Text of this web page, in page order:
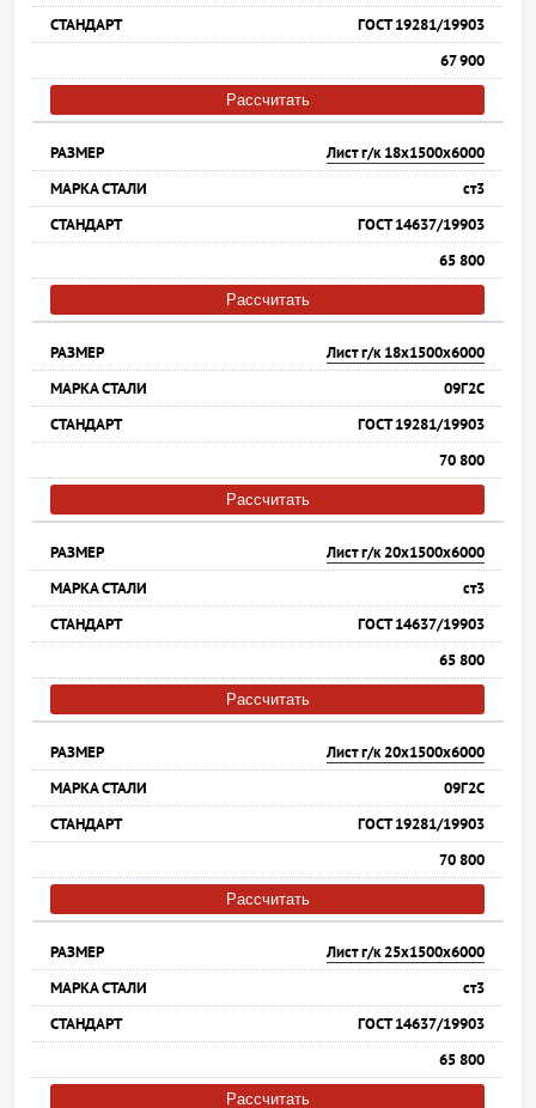
ГОСТ 19281/19903
67 900
Рассчитать
Лист г/к 18х1500х6000
ст3
ГОСТ 14637/19903
65 800
Рассчитать
Лист г/к 18х1500х6000
09Г2С
ГОСТ 19281/19903
70 800
Рассчитать
Лист г/к 20х1500х6000
ст3
ГОСТ 14637/19903
65 800
Рассчитать
Лист г/к 20х1500х6000
09Г2С
ГОСТ 19281/19903
70 800
Рассчитать
Лист г/к 25х1500х6000
ст3
ГОСТ 14637/19903
65 800
Рассчитать